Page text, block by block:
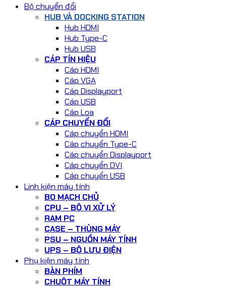
Bộ chuyển đổi
HUB VÀ DOCKING STATION
Hub HDMI
Hub Type-C
Hub USB
CÁP TÍN HIỆU
Cáp HDMI
Cáp VGA
Cáp Displayport
Cáp USB
Cáp Loa
CÁP CHUYỂN ĐỔI
Cáp chuyển HDMI
Cáp chuyển Type-C
Cáp chuyển Displayport
Cáp chuyển DVI
Cáp chuyển USB
Linh kiện máy tính
BO MẠCH CHỦ
CPU – BỘ VI XỬ LÝ
RAM PC
CASE – THÙNG MÁY
PSU – NGUỒN MÁY TÍNH
UPS – BỘ LƯU ĐIỆN
Phụ kiện máy tính
BÀN PHÍM
CHUỘT MÁY TÍNH